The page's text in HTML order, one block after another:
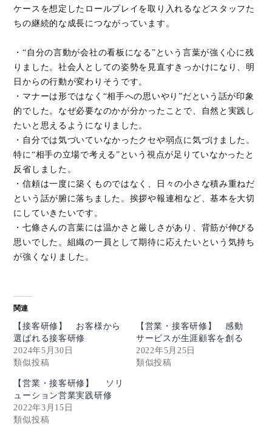
ケースを想定したロールプレイを取り入れるなどスタッフた
ちの継続的な成長につながっています。
・“自分の言動が会社の看板になる”という言葉が強く心に残
りました。社会人としての姿勢を見直すきっかけになり、明
日からの行動が変わりそうです。
・マナーは形ではなく“相手への思いやり”だという話が印象
的でした。なぜ必要なのかが分かったことで、自然と実践し
たいと思えるようになりました。
・自分では気づいていなかったクセや弱点に気づけました。
特に“相手の立場で考える”という視点が足りていなかったと
反省しました。
・信頼は一度に築くものではなく、日々の小さな積み重ねだ
という話が腑に落ちました。挨拶や報連相など、基本を大切
にしていきたいです。
・七條さんの言葉には温かさと厳しさがあり、背筋が伸びる
思いでした。組織の一員として期待に応えたいという気持ち
が強くなりました。
関連
【接客研修】 お客様から
選ばれる接客研修
2024年5月30日
類似投稿
【営業・接客研修】 感動
サービスが生涯顧客を創る
2022年5月25日
類似投稿
【営業・接客研修】 ソリ
ューション営業実践研修
2022年3月15日
類似投稿